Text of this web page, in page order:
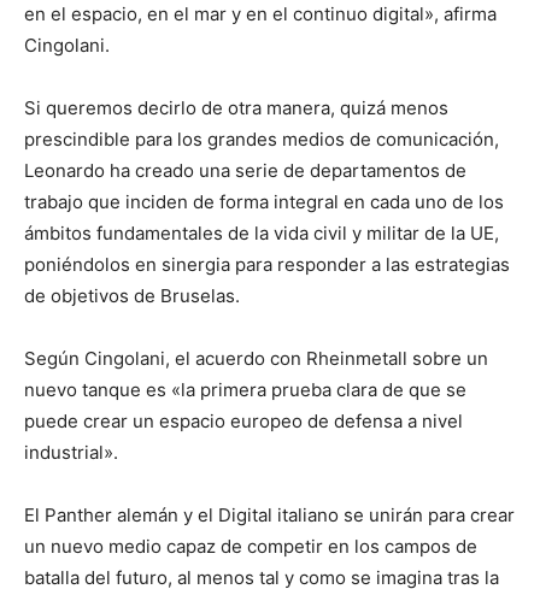
en el espacio, en el mar y en el continuo digital», afirma
Cingolani.
Si queremos decirlo de otra manera, quizá menos
prescindible para los grandes medios de comunicación,
Leonardo ha creado una serie de departamentos de
trabajo que inciden de forma integral en cada uno de los
ámbitos fundamentales de la vida civil y militar de la UE,
poniéndolos en sinergia para responder a las estrategias
de objetivos de Bruselas.
Según Cingolani, el acuerdo con Rheinmetall sobre un
nuevo tanque es «la primera prueba clara de que se
puede crear un espacio europeo de defensa a nivel
industrial».
El Panther alemán y el Digital italiano se unirán para crear
un nuevo medio capaz de competir en los campos de
batalla del futuro, al menos tal y como se imagina tras la